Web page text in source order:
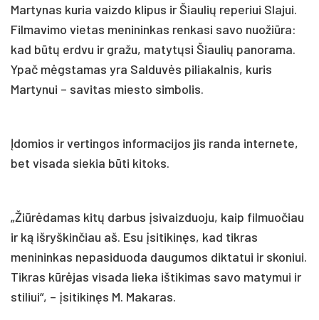
Martynas kuria vaizdo klipus ir Šiaulių reperiui Slajui.
Filmavimo vietas menininkas renkasi savo nuožiūra:
kad būtų erdvu ir gražu, matytųsi Šiaulių panorama.
Ypač mėgstamas yra Salduvės piliakalnis, kuris
Martynui – savitas miesto simbolis.
Įdomios ir vertingos informacijos jis randa internete,
bet visada siekia būti kitoks.
„Žiūrėdamas kitų darbus įsivaizduoju, kaip filmuočiau
ir ką išryškinčiau aš. Esu įsitikinęs, kad tikras
menininkas nepasiduoda daugumos diktatui ir skoniui.
Tikras kūrėjas visada lieka ištikimas savo matymui ir
stiliui“, – įsitikinęs M. Makaras.